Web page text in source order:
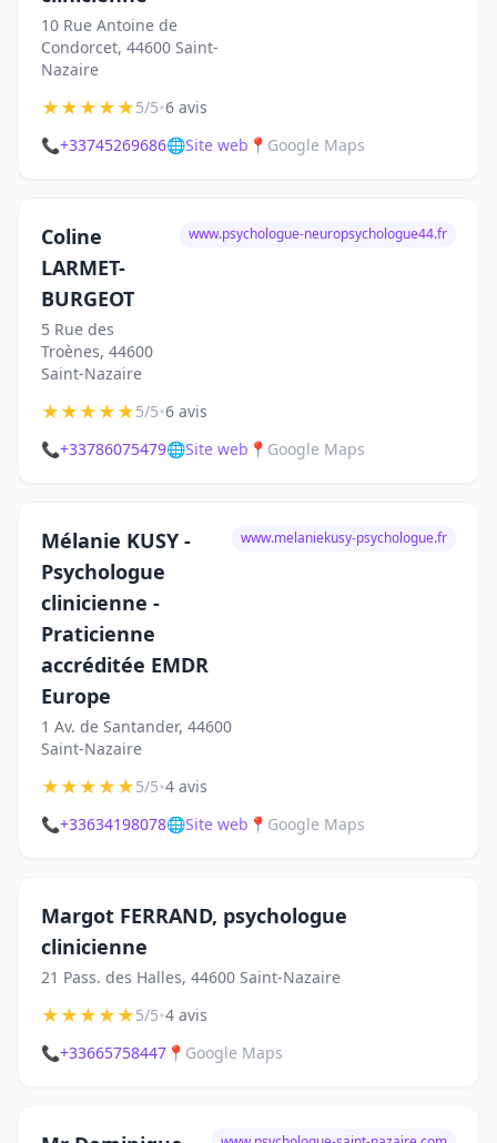
10 Rue Antoine de
Condorcet, 44600 Saint-
Nazaire
★★★★★5/5•6 avis
📞+33745269686🌐Site web 📍 Google Maps
Coline
LARMET-
BURGEOT
5 Rue des
Troènes, 44600
Saint-Nazaire
www.psychologue-neuropsychologue44.fr
★★★★★5/5•6 avis
📞+33786075479🌐Site web 📍 Google Maps
Mélanie KUSY -
Psychologue
clinicienne -
Praticienne
accréditée EMDR
Europe
1 Av. de Santander, 44600
Saint-Nazaire
www.melaniekusy-psychologue.fr
★★★★★5/5•4 avis
📞+33634198078🌐Site web 📍 Google Maps
Margot FERRAND, psychologue
clinicienne
21 Pass. des Halles, 44600 Saint-Nazaire
★★★★★5/5•4 avis
📞+33665758447 📍 Google Maps